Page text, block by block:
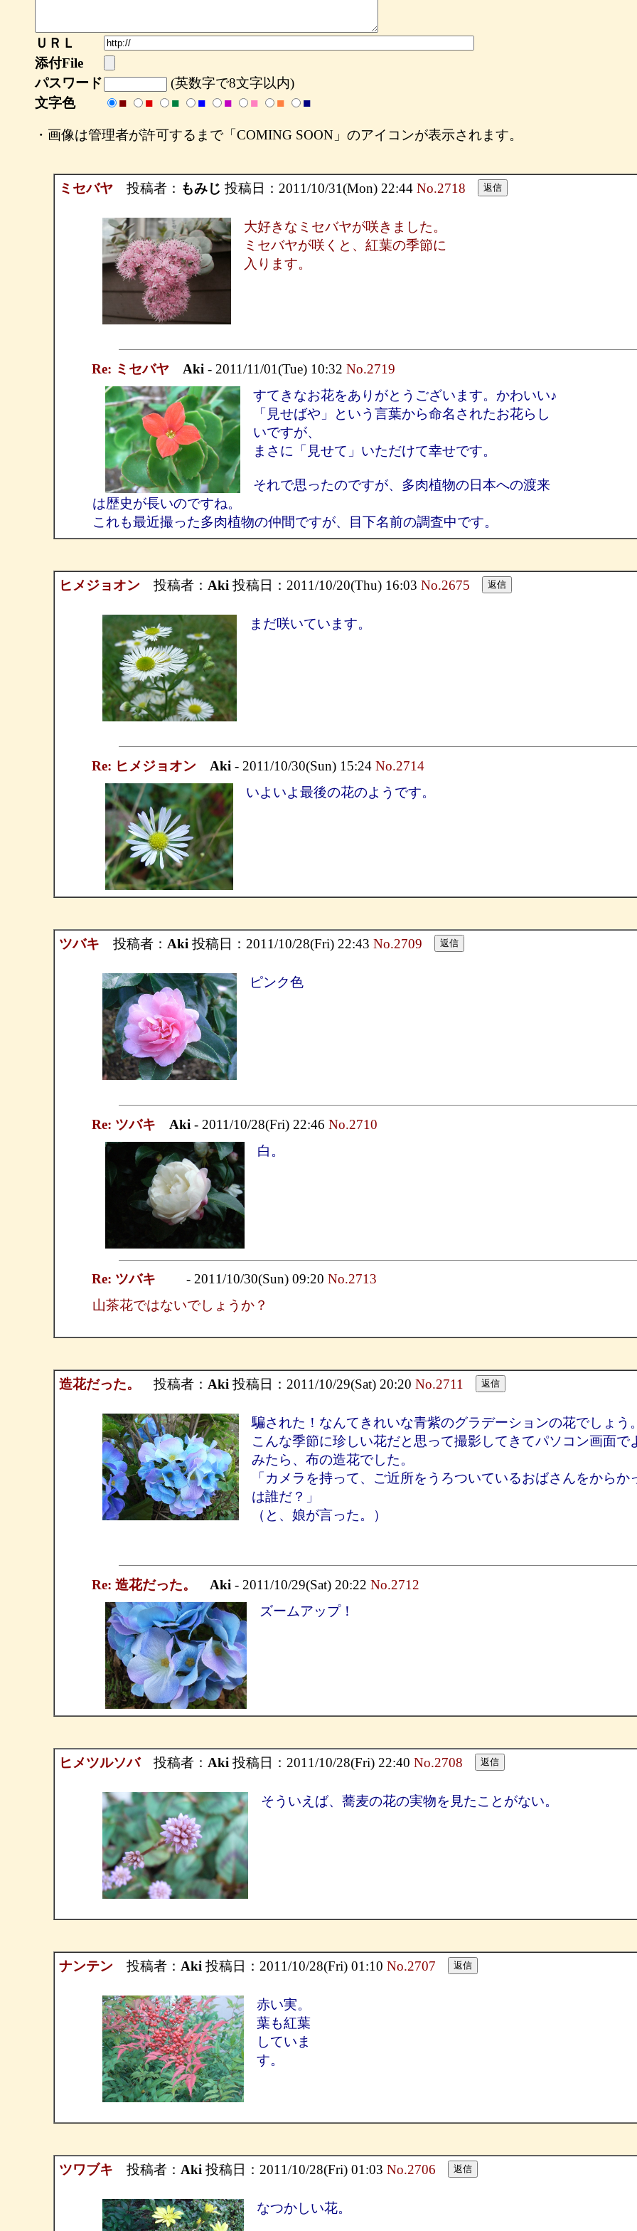
ＵＲＬ
添付File
パスワード
(英数字で8文字以内)
文字色
■ ■ ■ ■ ■ ■ ■ ■
・画像は管理者が許可するまで「COMING SOON」のアイコンが表示されます。
ミセバヤ投稿者： もみじ 投稿日：2011/10/31(Mon) 22:44 No.2718
大好きなミセバヤが咲きました。
ミセバヤが咲くと、紅葉の季節に
入ります。
Re: ミセバヤ Aki - 2011/11/01(Tue) 10:32 No.2719
すてきなお花をありがとうございます。かわいい♪
「見せばや」という言葉から命名されたお花らし
いですが、
まさに「見せて」いただけて幸せです。
それで思ったのですが、多肉植物の日本への渡来
は歴史が長いのですね。
これも最近撮った多肉植物の仲間ですが、目下名前の調査中です。
ヒメジョオン 投稿者： Aki 投稿日：2011/10/20(Thu) 16:03 No.2675
まだ咲いています。
Re: ヒメジョオン Aki - 2011/10/30(Sun) 15:24 No.2714
いよいよ最後の花のようです。
ツバキ 投稿者： Aki 投稿日：2011/10/28(Fri) 22:43 No.2709
ピンク色
Re: ツバキ Aki - 2011/10/28(Fri) 22:46 No.2710
白。
Re: ツバキ - 2011/10/30(Sun) 09:20 No.2713
山茶花ではないでしょうか？
造花だった。 投稿者： Aki 投稿日：2011/10/29(Sat) 20:20 No.2711
騙された！なんてきれいな青紫のグラデーションの花でしょう。
こんな季節に珍しい花だと思って撮影してきてパソコン画面で
みたら、布の造花でした。
「カメラを持って、ご近所をうろついているおばさんをからか
は誰だ？」
（と、娘が言った。）
Re: 造花だった。 Aki - 2011/10/29(Sat) 20:22 No.2712
ズームアップ！
ヒメツルソバ投稿者： Aki 投稿日：2011/10/28(Fri) 22:40 No.2708
そういえば、蕎麦の花の実物を見たことがない。
ナンテン 投稿者： Aki 投稿日：2011/10/28(Fri) 01:10 No.2707
赤い実。
葉も紅葉
していま
す。
ツワブキ 投稿者： Aki 投稿日：2011/10/28(Fri) 01:03 No.2706
なつかしい花。